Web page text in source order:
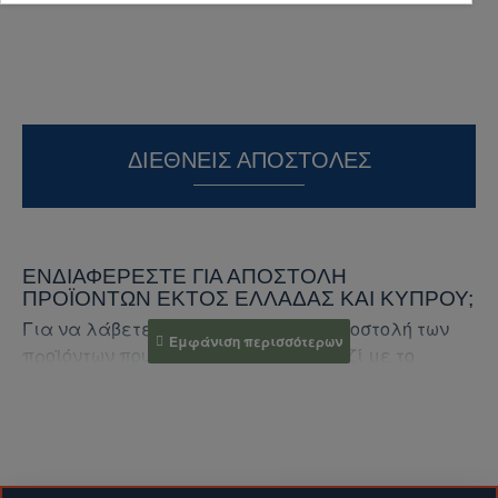
ΔΙΕΘΝΕΊΣ ΑΠΟΣΤΟΛΈΣ
ΕΝΔΙΑΦΈΡΕΣΤΕ ΓΙΑ ΑΠΟΣΤΟΛΉ
ΠΡΟΪΌΝΤΩΝ ΕΚΤΌΣ ΕΛΛΆΔΑΣ ΚΑΙ ΚΎΠΡΟΥ;
Για να λάβετε προσφορά για την αποστολή των
προϊόντων που σας ενδιαφέρουν, μαζί με το